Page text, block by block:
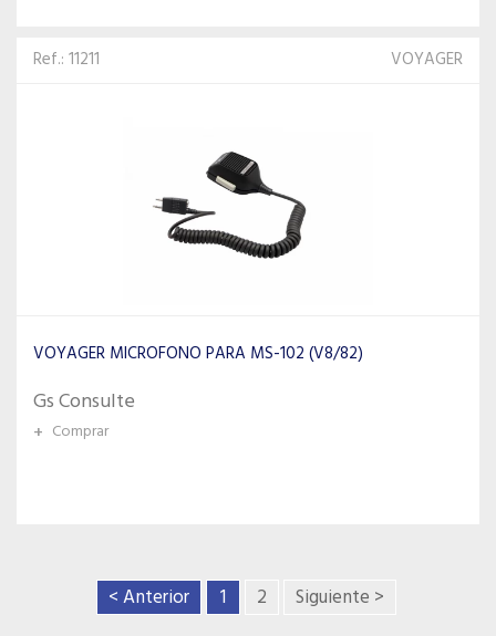
Ref.: 11211 VOYAGER
VOYAGER MICROFONO PARA MS-102 (V8/82)
Gs Consulte
+ Comprar
< Anterior 1 2 Siguiente >